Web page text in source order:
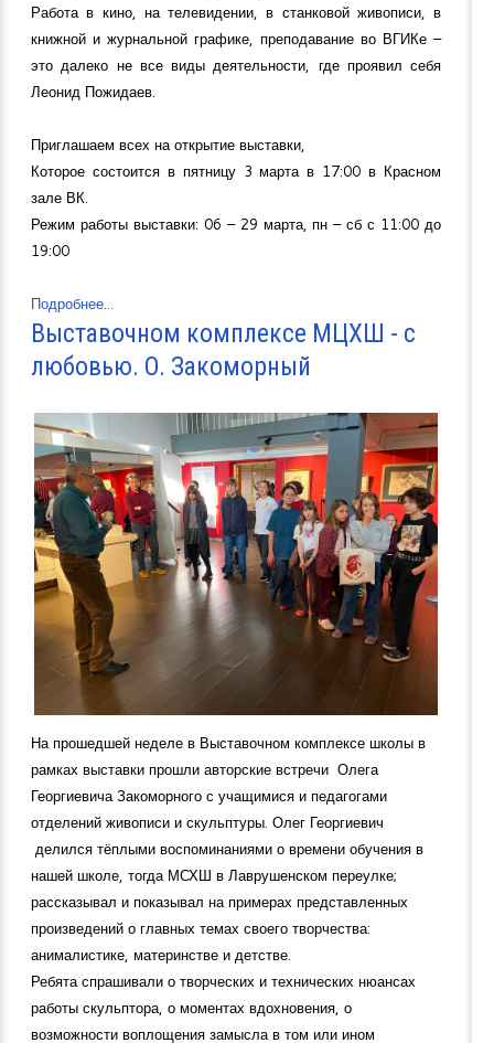
Работа в кино, на телевидении, в станковой живописи, в
книжной и журнальной графике, преподавание во ВГИКе –
это далеко не все виды деятельности, где проявил себя
Леонид Пожидаев.
Приглашаем всех на открытие выставки,
Которое состоится в пятницу 3 марта в 17:00 в Красном
зале ВК.
Режим работы выставки: 06 – 29 марта, пн – сб с 11:00 до
19:00
Подробнее...
Выставочном комплексе МЦХШ - с
любовью. О. Закоморный
На прошедшей неделе в Выставочном комплексе школы в
рамках выставки прошли авторские встречи Олега
Георгиевича Закоморного с учащимися и педагогами
отделений живописи и скульптуры. Олег Георгиевич
делился тёплыми воспоминаниями о времени обучения в
нашей школе, тогда МСХШ в Лаврушенском переулке;
рассказывал и показывал на примерах представленных
произведений о главных темах своего творчества:
анималистике, материнстве и детстве.
Ребята спрашивали о творческих и технических нюансах
работы скульптора, о моментах вдохновения, о
возможности воплощения замысла в том или ином